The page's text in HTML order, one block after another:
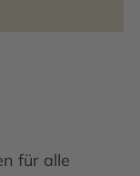
für alle